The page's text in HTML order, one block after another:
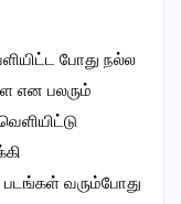
போது நல்ல
என பலரும்
வரும்போது